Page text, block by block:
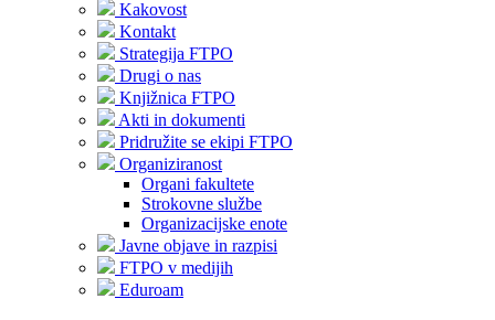
Kakovost
Kontakt
Strategija FTPO
Drugi o nas
Knjižnica FTPO
Akti in dokumenti
Pridružite se ekipi FTPO
Organiziranost
Organi fakultete
Strokovne službe
Organizacijske enote
Javne objave in razpisi
FTPO v medijih
Eduroam